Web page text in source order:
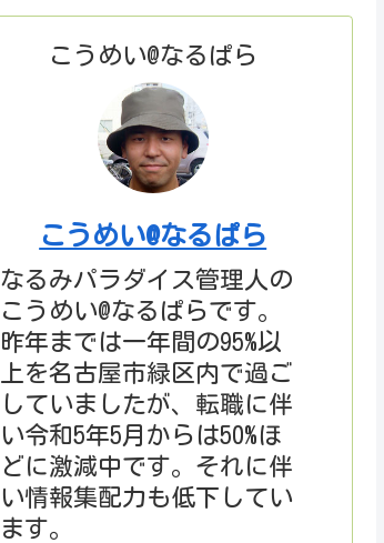
こうめい@なるぱら
こうめい@なるぱら
なるみパラダイス管理人の
こうめい@なるぱらです。
昨年までは一年間の95%以
上を名古屋市緑区内で過ご
していましたが、転職に伴
い令和5年5月からは50%ほ
どに激減中です。それに伴
い情報集配力も低下してい
ます。